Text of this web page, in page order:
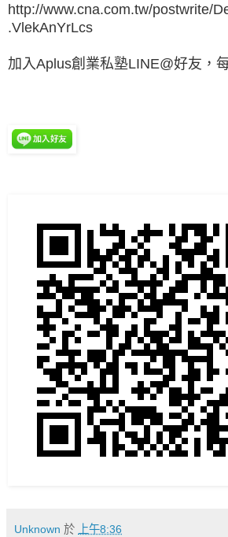
http://www.cna.com.tw/postwrite/
.VlekAnYrLcs
加入Aplus創業私塾LINE@好友，
Unknown 於 上午8:36